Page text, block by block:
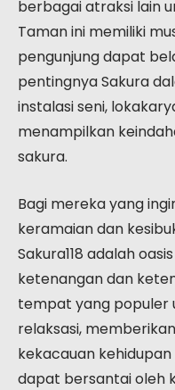
berbagai atraksi lain
Taman ini memiliki
pengunjung dapat
pentingnya Sakura
instalasi seni,
menampilkan
sakura.
Bagi mereka yang
keramaian dan
Sakura118 adalah
ketenangan dan
tempat yang populer
relaksasi,
kekacauan
dapat bersantai oleh